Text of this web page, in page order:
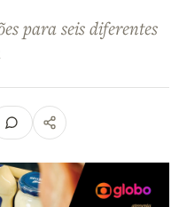
para seis diferentes